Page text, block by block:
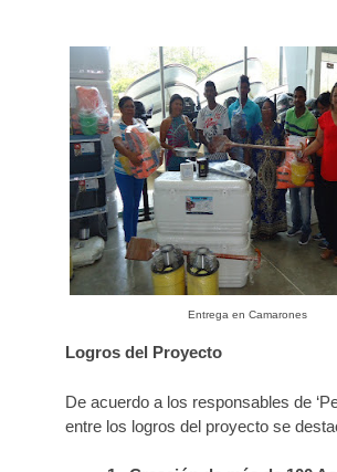
Entrega en Camarones
Logros del Proyecto
De acuerdo a los responsables de
entre los logros del proyecto se